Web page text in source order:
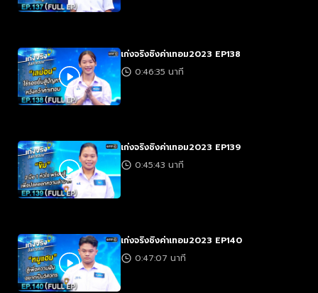
เก่งจริงชิงค่าเทอม2023 EP138
0:46:35 นาที
เก่งจริงชิงค่าเทอม2023 EP139
0:45:43 นาที
เก่งจริงชิงค่าเทอม2023 EP140
0:47:07 นาที